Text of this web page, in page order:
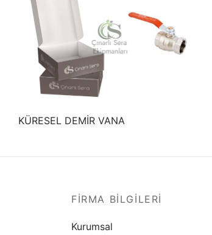
KÜRESEL DEMİR VANA
FIRMA BILGILERI
Kurumsal